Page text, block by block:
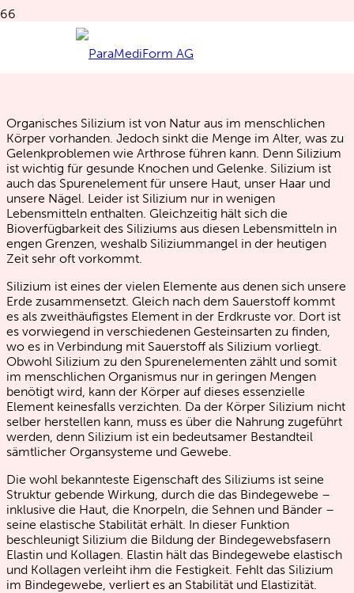
Silizium macht gelenkig
Organisches Silizium ist von Natur aus im menschlichen
Körper vorhanden. Jedoch sinkt die Menge im Alter, was zu
Gelenkproblemen wie Arthrose führen kann. Denn Silizium
ist wichtig für gesunde Knochen und Gelenke. Silizium ist
auch das Spurenelement für unsere Haut, unser Haar und
unsere Nägel. Leider ist Silizium nur in wenigen
Lebensmitteln enthalten. Gleichzeitig hält sich die
Bioverfügbarkeit des Siliziums aus diesen Lebensmitteln in
engen Grenzen, weshalb Siliziummangel in der heutigen
Zeit sehr oft vorkommt.
Silizium ist eines der vielen Elemente aus denen sich unsere
Erde zusammensetzt. Gleich nach dem Sauerstoff kommt
es als zweithäufigstes Element in der Erdkruste vor. Dort ist
es vorwiegend in verschiedenen Gesteinsarten zu finden,
wo es in Verbindung mit Sauerstoff als Silizium vorliegt.
Obwohl Silizium zu den Spurenelementen zählt und somit
im menschlichen Organismus nur in geringen Mengen
benötigt wird, kann der Körper auf dieses essenzielle
Element keinesfalls verzichten. Da der Körper Silizium nicht
selber herstellen kann, muss es über die Nahrung zugeführt
werden, denn Silizium ist ein bedeutsamer Bestandteil
sämtlicher Organsysteme und Gewebe.
Die wohl bekannteste Eigenschaft des Siliziums ist seine
Struktur gebende Wirkung, durch die das Bindegewebe –
inklusive die Haut, die Knorpeln, die Sehnen und Bänder –
seine elastische Stabilität erhält. In dieser Funktion
beschleunigt Silizium die Bildung der Bindegewebsfasern
Elastin und Kollagen. Elastin hält das Bindegewebe elastisch
und Kollagen verleiht ihm die Festigkeit. Fehlt das Silizium
im Bindegewebe, verliert es an Stabilität und Elastizität.